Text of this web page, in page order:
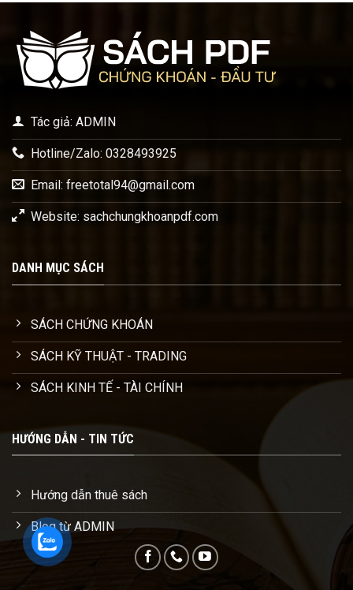
Tác giả: ADMIN
Hotline/Zalo: 0328493925
Email: freetotal94@gmail.com
Website: sachchungkhoanpdf.com
DANH MỤC SÁCH
SÁCH CHỨNG KHOÁN
SÁCH KỸ THUẬT - TRADING
SÁCH KINH TẾ - TÀI CHÍNH
HƯỚNG DẪN - TIN TỨC
Hướng dẫn thuê sách
Blog từ ADMIN